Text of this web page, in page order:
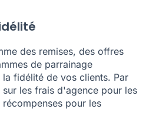
des remises, des offres
de parrainage
fidélité de vos clients. Par
les frais d'agence pour les
pour les